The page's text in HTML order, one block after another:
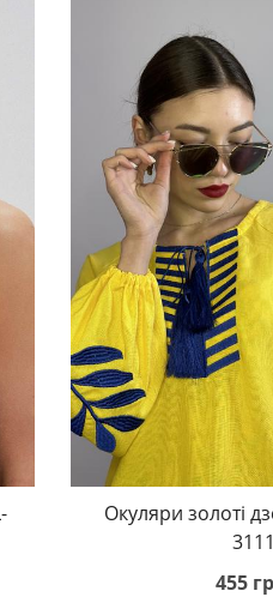
Окуляри золоті
3111
455